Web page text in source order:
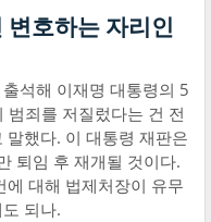
호하는 자리인
석해 이재명 대통령의 5
범죄를 저질렀다는 건 전
말했다. 이 대통령 재판은
퇴임 후 재개될 것이다.
대해 법제처장이 유무
되나.